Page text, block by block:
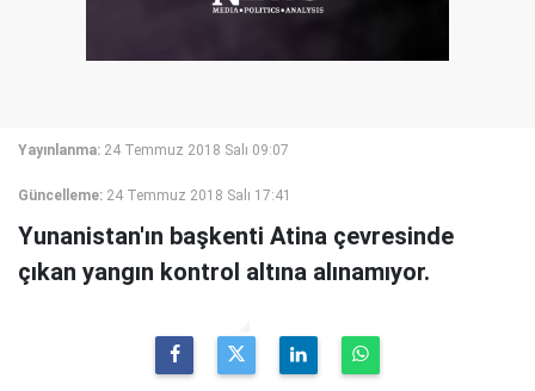
Yayınlanma: 24 Temmuz 2018 Salı 09:07
Güncelleme: 24 Temmuz 2018 Salı 17:41
Yunanistan'ın başkenti Atina çevresinde
çıkan yangın kontrol altına alınamıyor.